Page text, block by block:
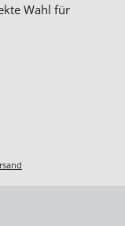
Wahl für